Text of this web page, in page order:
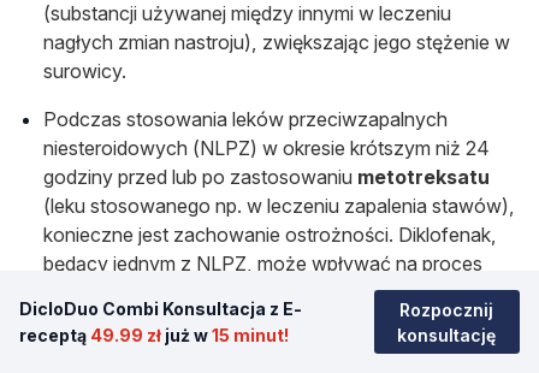
DicloDuo Combi Konsultacja z E-
receptą 49.99 zł już w15 minut!
Rozpocznij
konsultację
(substancji używanej między innymi w leczeniu
nagłych zmian nastroju), zwiększając jego stężenie w
surowicy.
Podczas stosowania leków przeciwzapalnych
niesteroidowych (NLPZ) w okresie krótszym niż 24
godziny przed lub po zastosowaniu metotreksatu
(leku stosowanego np. w leczeniu zapalenia stawów),
konieczne jest zachowanie ostrożności. Diklofenak,
będący jednym z NLPZ, może wpływać na proces
wydalania metotreksatu przez nerki, co prowadzi do
zwiększenia jego stężenia we krwi, a to może być
przyczyną
działań toksycznych
. Należy więc unikać